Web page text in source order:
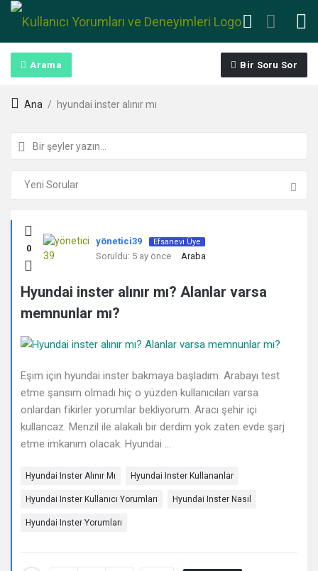
Arama Bir Soru Sor
Ana / hyundai inster alınır mı
Kullanıcı
Yorumları
ve
Deneyimleri
En
sonuncu
Sorular
0
yönetici39 Efsanevi Üye
Soruldu: 5 ay önce Araba
Hyundai inster alınır mı? Alanlar varsa
memnunlar mı?
Eşim için hyundai inster bakmaya başladım. Arabayı test
etme şansım olmadı hiç o yüzden kullanıcıları varsa
onlardan fikirler yorumlar bekliyorum. Aracı şehir içi
kullancaz. Menzil ile alakalı bir derdim yok zaten evde şarj
etme imkanım olacak. Hyundai ...
Hyundai Inster Alınır Mı Hyundai Inster Kullananlar
Hyundai Inster Kullanıcı Yorumları Hyundai Inster Nasıl
Hyundai Inster Yorumları